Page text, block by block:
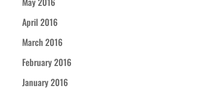
April 2016
March 2016
February 2016
January 2016